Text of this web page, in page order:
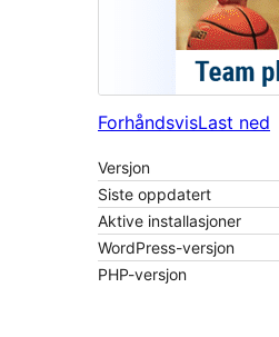
ForhåndsvisLast ned
Versjon
Siste oppdatert
Aktive installasjoner
WordPress-versjon
PHP-versjon